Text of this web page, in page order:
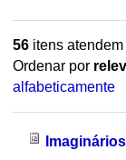
56itens atendem
Ordenar por
alfabeticamente